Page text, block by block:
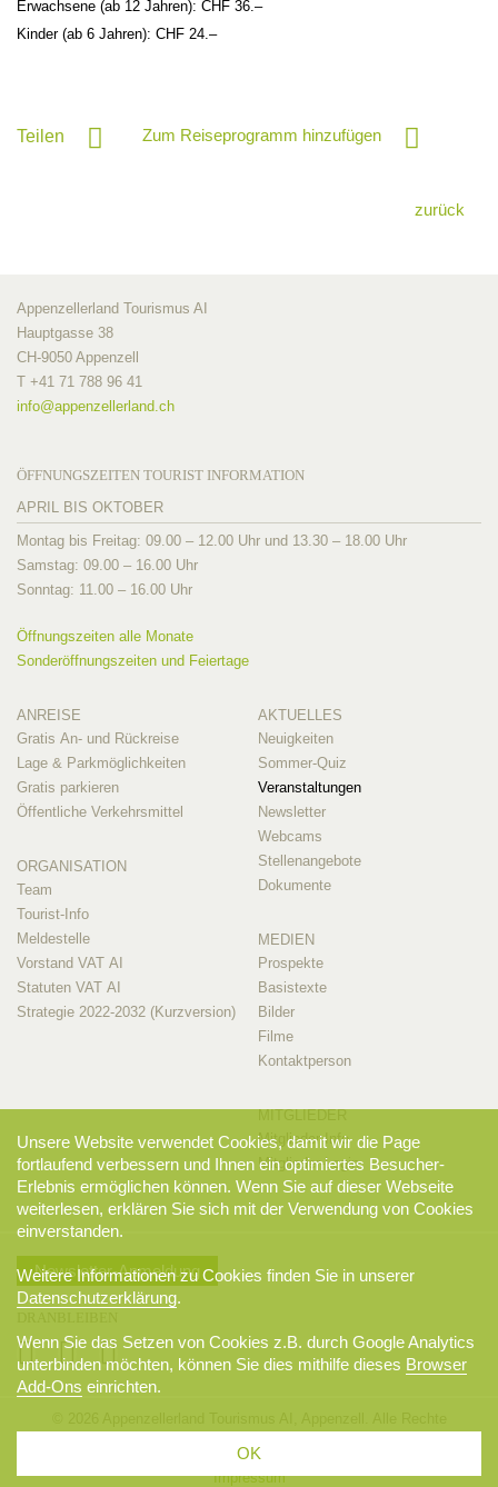
Erwachsene (ab 12 Jahren): CHF 36.–
Kinder (ab 6 Jahren): CHF 24.–
Teilen Zum Reiseprogramm hinzufügen
zurück
Appenzellerland Tourismus AI
Hauptgasse 38
CH-9050 Appenzell
T +41 71 788 96 41
info@appenzellerland.ch
ÖFFNUNGSZEITEN TOURIST INFORMATION
APRIL BIS OKTOBER
Montag bis Freitag: 09.00 – 12.00 Uhr und 13.30 – 18.00 Uhr
Samstag: 09.00 – 16.00 Uhr
Sonntag: 11.00 – 16.00 Uhr
Öffnungszeiten alle Monate
Sonderöffnungszeiten und Feiertage
ANREISE
Gratis An- und Rückreise
Lage & Parkmöglichkeiten
Gratis parkieren
Öffentliche Verkehrsmittel
ORGANISATION
Team
Tourist-Info
Meldestelle
Vorstand VAT AI
Statuten VAT AI
Strategie 2022-2032 (Kurzversion)
AKTUELLES
Neuigkeiten
Sommer-Quiz
Veranstaltungen
Newsletter
Webcams
Stellenangebote
Dokumente
MEDIEN
Prospekte
Basistexte
Bilder
Filme
Kontaktperson
Mitglieder-Info
Mitglieder-Login
Newsletter-Anmeldung
Datenschutzerklärung
Impressum
Unsere Website verwendet Cookies, damit wir die Page
fortlaufend verbessern und Ihnen ein optimiertes Besucher-
Erlebnis ermöglichen können. Wenn Sie auf dieser Webseite
weiterlesen, erklären Sie sich mit der Verwendung von Cookies
einverstanden.
Weitere Informationen zu Cookies finden Sie in unserer
Datenschutzerklärung.
Wenn Sie das Setzen von Cookies z.B. durch Google Analytics
unterbinden möchten, können Sie dies mithilfe dieses Browser
Add-Ons einrichten.
OK